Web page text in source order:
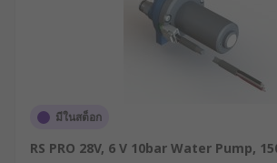
มีในสต็อก
RS PRO 28V, 6 V 10bar Water Pump,